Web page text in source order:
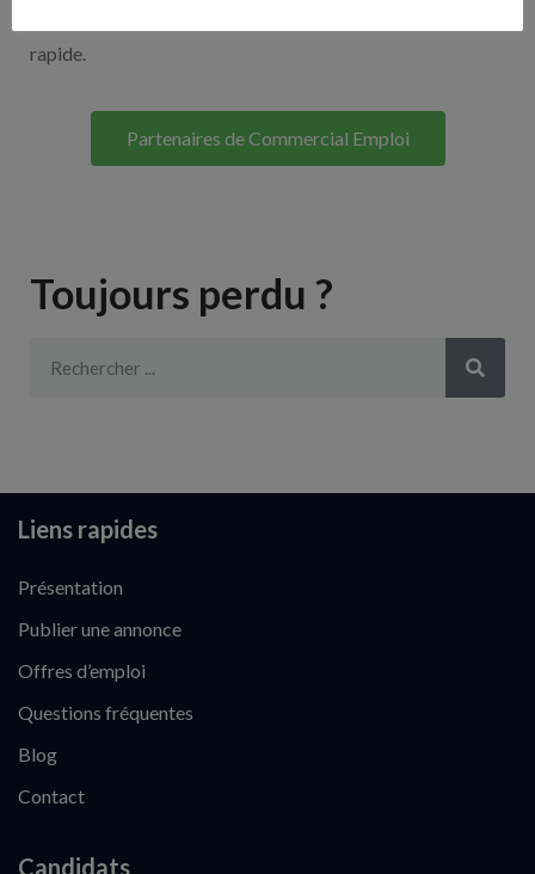
rapide.
Partenaires de Commercial Emploi
Toujours perdu ?
Liens rapides
Présentation
Publier une annonce
Offres d’emploi
Questions fréquentes
Blog
Contact
Candidats